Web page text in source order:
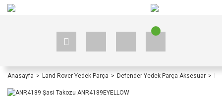
Anasayfa Land Rover Yedek Parça Defender Yedek Parça Aksesuar